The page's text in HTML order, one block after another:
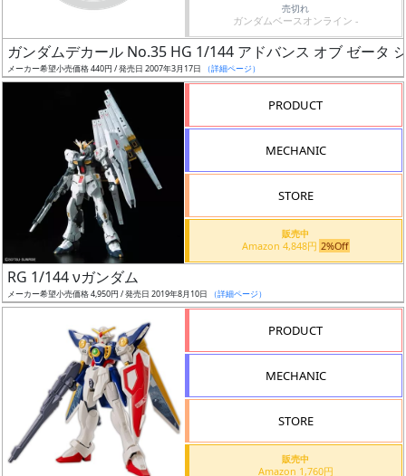
況
売
抽
選
売切れ
ガンダムベースオンライン -
ガンダムデカール No.35 HG 1/144 アドバンス オブ ゼータ
メーカー希望小売価格 440円 / 発売日 2007年3月17日 （詳細ページ）
PRODUCT
MECHANIC
STORE
販売中
Amazon 4,848円 2%Off
RG 1/144 νガンダム
メーカー希望小売価格 4,950円 / 発売日 2019年8月10日 （詳細ページ）
PRODUCT
MECHANIC
STORE
販売中
Amazon 1,760円